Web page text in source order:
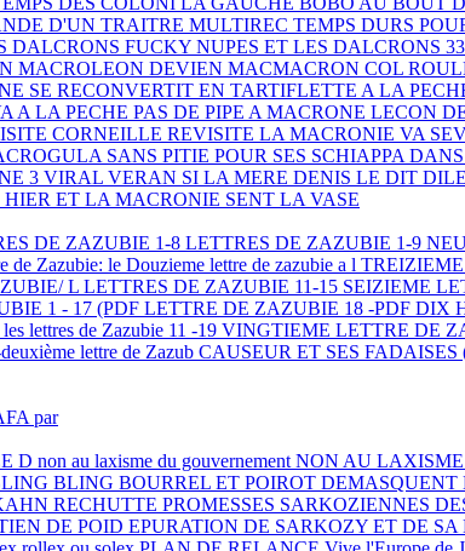
D'UN TRAITRE MULTIREC TEMPS DURS
DALCRONS FUCKY NUPES ET LES DALCRONS
MACROLEON DEVIEN MACMACRON COL
SE RECONVERTIT EN TARTIFLETTE A LA
A LA PECHE PAS DE PIPE A MACRONE LECON
CORNEILLE REVISITE LA MACRONIE VA
SANS PITIE POUR SES SCHIAPPA
3 VIRAL VERAN SI LA MERE DENIS LE DIT
HIER ET LA MACRONIE SENT LA VASE
DE ZAZUBIE 1-8 LETTRES DE ZAZUBIE 1-9
de Zazubie: le Douzieme lettre de zazubie a l
L LETTRES DE ZAZUBIE 11-15 SEIZIEME
1 - 17 (PDF LETTRE DE ZAZUBIE 18 -PDF DIX
lettres de Zazubie 11 -19 VINGTIEME LETTRE DE
lettre de Zazub CAUSEUR ET SES FADAISES
par
D non au laxisme du gouvernement NON AU
BLING BOURREL ET POIROT DEMASQUENT
RECHUTTE PROMESSES SARKOZIENNES
DE POID EPURATION DE SARKOZY ET DE SA